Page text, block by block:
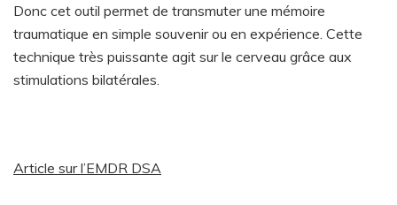
Donc cet outil permet de transmuter une mémoire
traumatique en simple souvenir ou en expérience. Cette
technique très puissante agit sur le cerveau grâce aux
stimulations bilatérales.
Article sur l’EMDR DSA